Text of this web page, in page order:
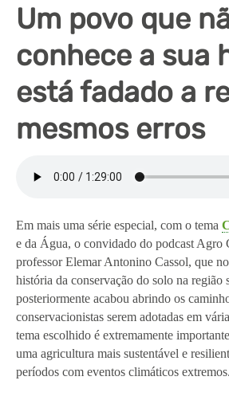
Um povo que
conhece a sua
está fadado a
mesmos erros
Em mais uma série especial, com o tema
e da Água, o convidado do podcast Agro
professor Elemar Antonino Cassol, que
história da conservação do solo na região
posteriormente acabou abrindo os
conservacionistas serem adotadas em
tema escolhido é extremamente
uma agricultura mais sustentável e
períodos com eventos climáticos extremos.